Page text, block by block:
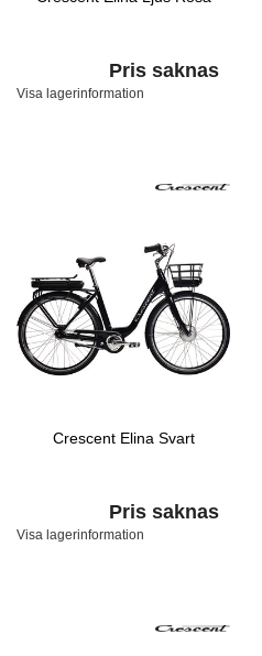
Pris saknas
Visa lagerinformation
Crescent Elina Svart
Pris saknas
Visa lagerinformation